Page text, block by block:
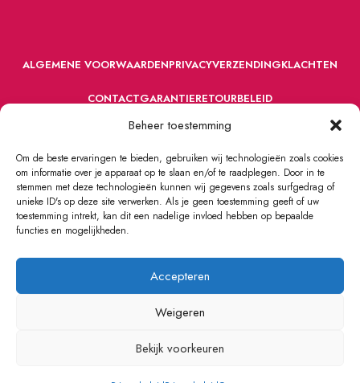
Beheer toestemming
Om de beste ervaringen te bieden, gebruiken wij technologieën zoals cookies
om informatie over je apparaat op te slaan en/of te raadplegen. Door in te
stemmen met deze technologieën kunnen wij gegevens zoals surfgedrag of
unieke ID's op deze site verwerken. Als je geen toestemming geeft of uw
toestemming intrekt, kan dit een nadelige invloed hebben op bepaalde
functies en mogelijkheden.
Accepteren
Weigeren
Bekijk voorkeuren
ALGEMENE VOORWAARDENPRIVACYVERZENDINGKLACHTEN
CONTACTGARANTIERETOURBELEID
VOORDEFUN.NL 2022 Powered by Handelsonderneming MELS.